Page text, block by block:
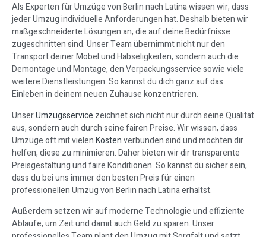
Als Experten für Umzüge von Berlin nach Latina wissen wir, dass
jeder Umzug individuelle Anforderungen hat. Deshalb bieten wir
maßgeschneiderte Lösungen an, die auf deine Bedürfnisse
zugeschnitten sind. Unser Team übernimmt nicht nur den
Transport deiner Möbel und Habseligkeiten, sondern auch die
Demontage und Montage, den Verpackungsservice sowie viele
weitere Dienstleistungen. So kannst du dich ganz auf das
Einleben in deinem neuen Zuhause konzentrieren.
UnserUmzugsservice zeichnet sich nicht nur durch seine Qualität
aus, sondern auch durch seine fairen Preise. Wir wissen, dass
Umzüge oft mit vielenKostenverbunden sind und möchten dir
helfen, diese zu minimieren. Daher bieten wir dir transparente
Preisgestaltung und faire Konditionen. So kannst du sicher sein,
dass du bei uns immer den besten Preis für einen
professionellen Umzug von Berlin nach Latina erhältst.
Außerdem setzen wir auf moderne Technologie und effiziente
Abläufe, um Zeit und damit auch Geld zu sparen. Unser